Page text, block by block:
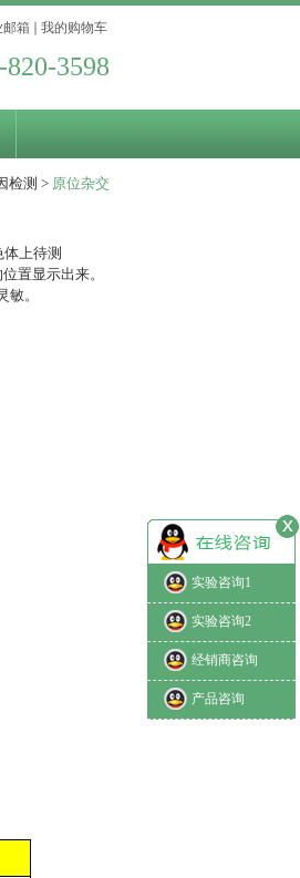
邮箱 我的购物车
820-3598
检测 > 原位杂交
上待测
置显示出来。
。
实验咨询1
实验咨询2
经销商咨询
产品咨询